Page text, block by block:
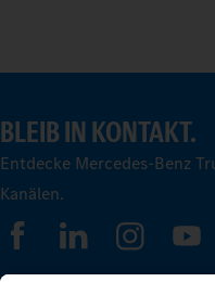
BLEIB IN KONTAKT.
Entdecke Mercedes-Benz
Kanälen.